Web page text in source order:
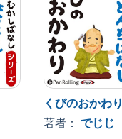
くびのおかわり
著者：でじじ